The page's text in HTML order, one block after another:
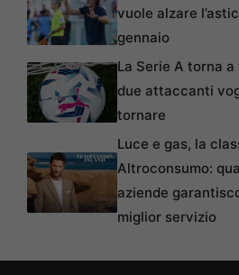
vuole alzare
gennaio
La Serie A torna a
due attaccanti
tornare
Luce e gas, la
Altroconsumo:
aziende
miglior servizio